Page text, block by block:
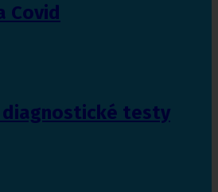
Covid
diagnostické testy